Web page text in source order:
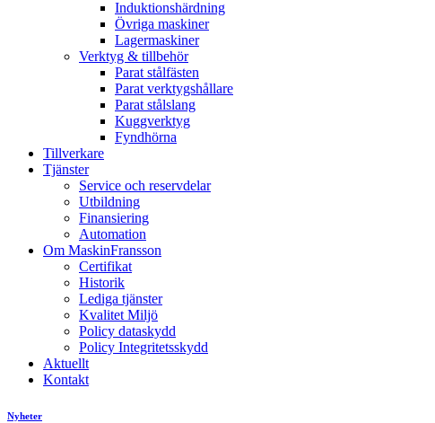
Induktionshärdning
Övriga maskiner
Lagermaskiner
Verktyg & tillbehör
Parat stålfästen
Parat verktygshållare
Parat stålslang
Kuggverktyg
Fyndhörna
Tillverkare
Tjänster
Service och reservdelar
Utbildning
Finansiering
Automation
Om MaskinFransson
Certifikat
Historik
Lediga tjänster
Kvalitet Miljö
Policy dataskydd
Policy Integritetsskydd
Aktuellt
Kontakt
Nyheter